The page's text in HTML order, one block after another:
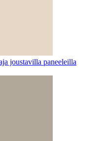
joustavilla paneeleilla